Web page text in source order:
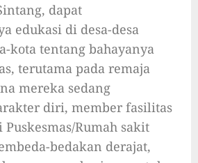
dapat
edukasi di desa-desa
kota tentang bahayanya
terutama pada remaja
mereka sedang
diri, member fasilitas
Rumah sakit
bedakan derajat,